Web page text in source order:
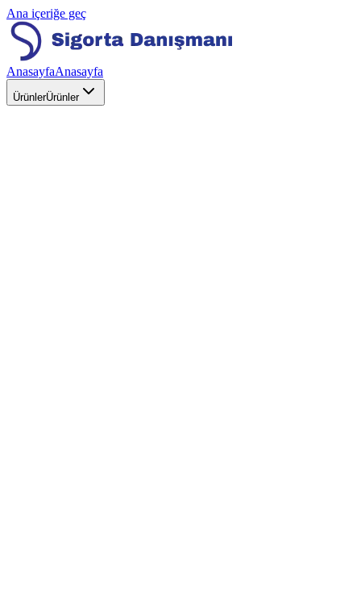
Ana içeriğe geç
AnasayfaAnasayfa
ÜrünlerÜrünler